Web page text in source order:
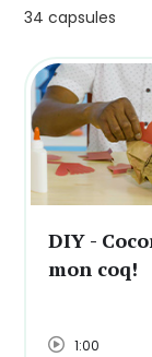
34 capsules
DIY -
mon coq!
1:00